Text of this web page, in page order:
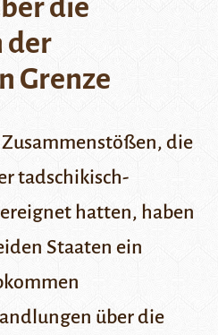
die
der
Grenze
die
tadschikisch-
hatten, haben
Staaten ein
über die